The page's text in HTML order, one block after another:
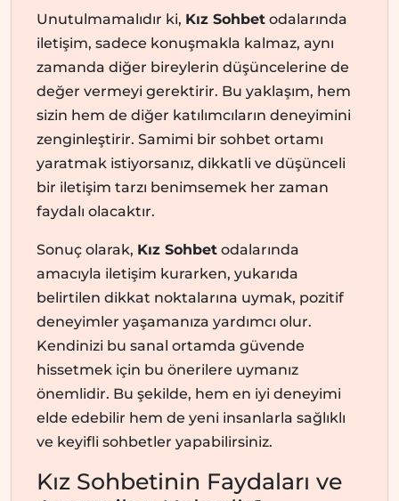
Unutulmamalıdır ki, Kız Sohbet odalarında
iletişim, sadece konuşmakla kalmaz, aynı
zamanda diğer bireylerin düşüncelerine de
değer vermeyi gerektirir. Bu yaklaşım, hem
sizin hem de diğer katılımcıların deneyimini
zenginleştirir. Samimi bir sohbet ortamı
yaratmak istiyorsanız, dikkatli ve düşünceli
bir iletişim tarzı benimsemek her zaman
faydalı olacaktır.
Sonuç olarak, Kız Sohbet odalarında
amacıyla iletişim kurarken, yukarıda
belirtilen dikkat noktalarına uymak, pozitif
deneyimler yaşamanıza yardımcı olur.
Kendinizi bu sanal ortamda güvende
hissetmek için bu önerilere uymanız
önemlidir. Bu şekilde, hem en iyi deneyimi
elde edebilir hem de yeni insanlarla sağlıklı
ve keyifli sohbetler yapabilirsiniz.
Kız Sohbetinin Faydaları ve